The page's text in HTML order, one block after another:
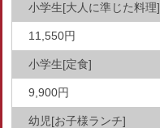
小学生[大人に準じた料理]
11,550円
小学生[定食]
9,900円
幼児[お子様ランチ]